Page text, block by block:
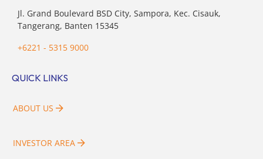
Jl. Grand Boulevard BSD City, Sampora, Kec. Cisauk,
Tangerang, Banten 15345
+6221 - 5315 9000
QUICK LINKS
ABOUT US
INVESTOR AREA